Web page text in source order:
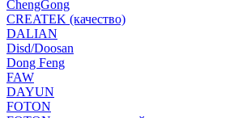
ChengGong
CREATEK (качество)
DALIAN
Disd/Doosan
Dong Feng
FAW
DAYUN
FOTON